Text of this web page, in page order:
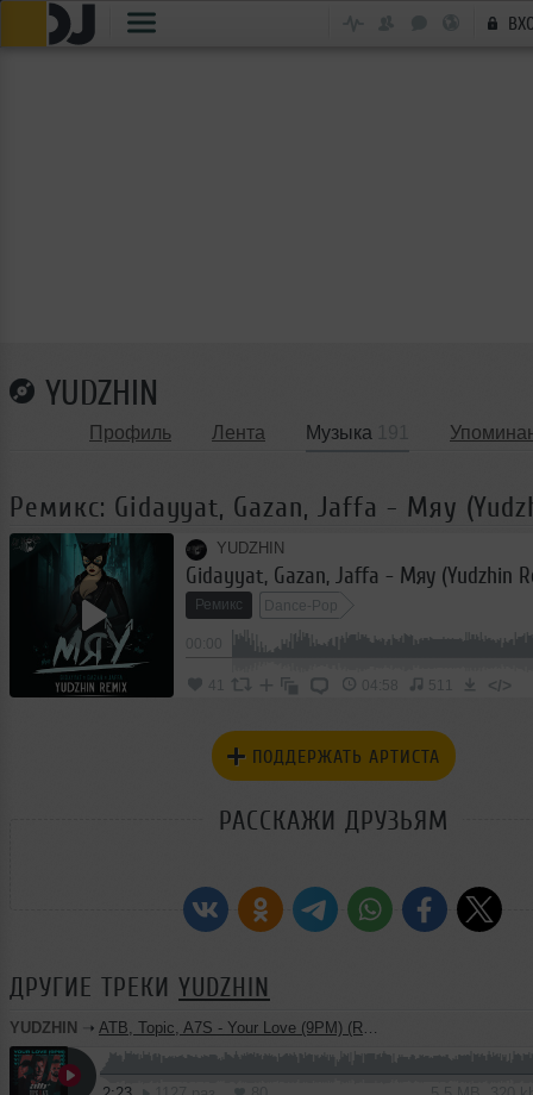
YUDZHIN
Профиль Лента Музыка
Ремикс: Gidayyat, Gazan, Jaffa - Мяу
YUDZHIN
Gidayyat, Gazan, Jaffa - Мяу (Yudzhin
Ремикс Dance-Pop
04:58 511 </>
ПОДДЕРЖАТЬ АРТИСТА
РАССКАЖИ ДРУЗЬЯМ
ДРУГИЕ ТРЕКИ YUDZHIN
YUDZHIN ➝ ATB, Topic, A7S - Your Love (9PM) (Ramirez & Yudzhin Radio Remix)